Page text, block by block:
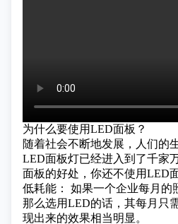
为什么要使用LED面板？
随着社会不断地发展，人们的
LED面板灯已经进入到了千家
面板的好处，你还不使用LED
低耗能： 如果一个企业每月的
那么选用LED的话，其每月只
现出来的效果相当明显。